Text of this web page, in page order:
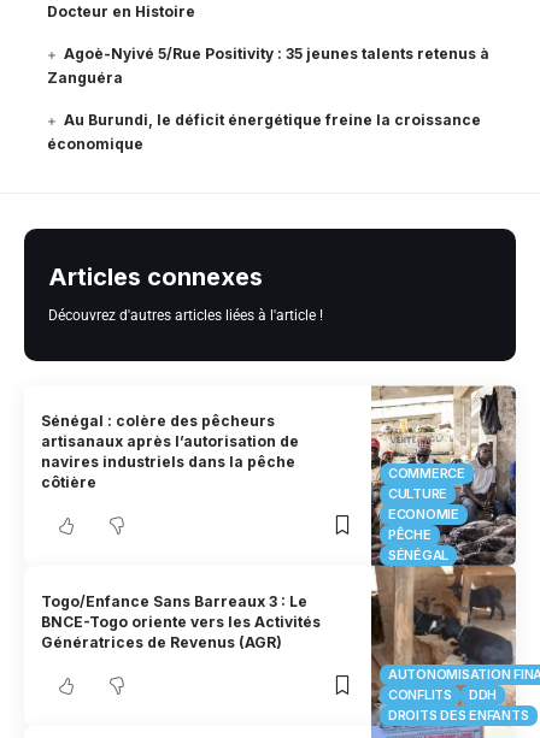
Docteur en Histoire
Agoè-Nyivé 5/Rue Positivity : 35 jeunes talents retenus à
Zanguéra
Au Burundi, le déficit énergétique freine la croissance
économique
Articles connexes
Découvrez d'autres articles liées à l'article !
COMMERCE
CULTURE
ECONOMIE
PÊCHE
SÉNÉGAL
Sénégal : colère des pêcheurs
artisanaux après l’autorisation de
navires industriels dans la pêche
côtière
AUTONOMISATION
CONFLITS
DDH
DROITS DES ENFANTS
Togo/Enfance Sans Barreaux 3 : Le
BNCE-Togo oriente vers les Activités
Génératrices de Revenus (AGR)